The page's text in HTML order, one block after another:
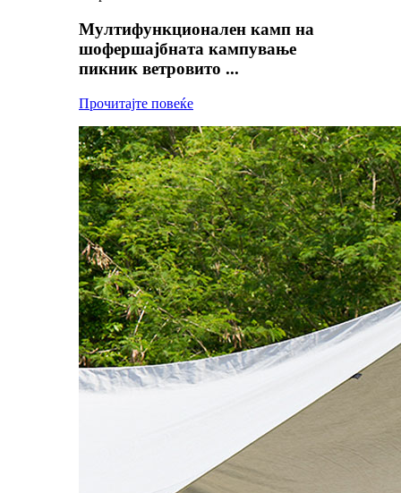
Мултифункционален камп на
шофершајбната кампување
пикник ветровито ...
Прочитајте повеќе